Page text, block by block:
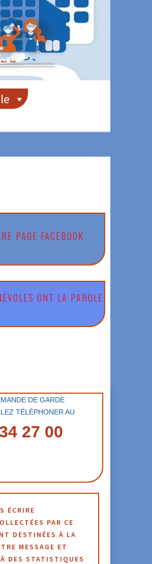
PAGE FACEBOOK
ONT LA PAROLE
DE GARDE
TÉLÉPHONER AU
27 00
ÉCRIRE
PAR CE
DESTINÉES À LA
MESSAGE ET
DES STATISTIQUES